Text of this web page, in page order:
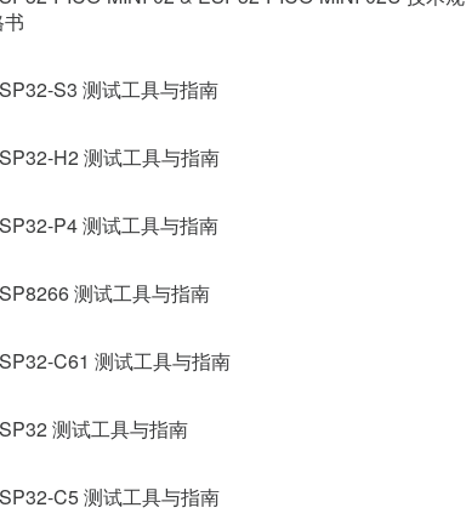
书
S3 测试工具与指南
H2 测试工具与指南
P4 测试工具与指南
测试工具与指南
C61 测试工具与指南
测试工具与指南
C5 测试工具与指南